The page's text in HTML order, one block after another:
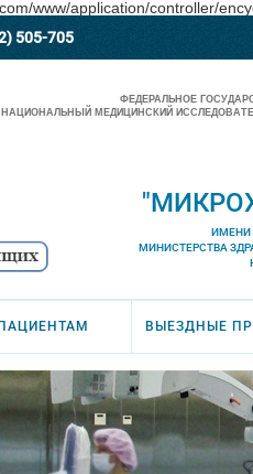
www/application/controller/
505-705
ФЕДЕРАЛЬНОЕ
НАЦИОНАЛЬНЫЙ МЕДИЦИНСКИЙ
ИМЕНИ
МИНИСТЕРСТВА
ПАЦИЕНТАМ ВЫЕЗДНЫЕ